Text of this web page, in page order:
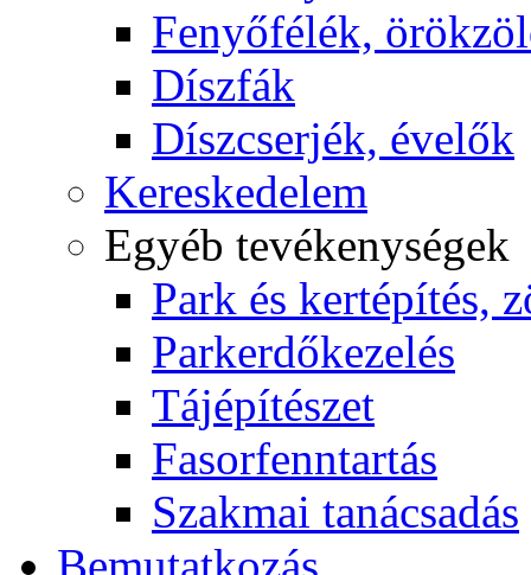
Fenyőfélék,
Díszfák
Díszcserjék, évelők
Kereskedelem
Egyéb tevékenységek
Park és kertépítés,
Parkerdőkezelés
Tájépítészet
Fasorfenntartás
Szakmai tanácsadás